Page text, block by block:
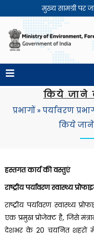
मुख्य सामग्री पर
किये जाने
प्रभागों»पर्यावरण
किये
हस्तगत कार्य की वस्तुएं
राष्ट्रीय पर्यावरण स्वास्थ्य
राष्ट्रीय पर्यावरण स्वास्थ्य
एक प्रमुख प्रोजेक्ट है, जिसे
देशभर के 20 चयनित शहरों